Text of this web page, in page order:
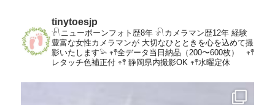
tinytoesjp
𓍯ニューボーンフォト歴8年𓍯カメラマン歴12年経験
豊富な女性カメラマンが大切なひとときを心を込めて撮
影いたします𓅫𖥧𖤣全データ当日納品（200〜600枚）
𖥧𖤣
レタッチ色補正付𖥧𖤣 静岡県内撮影OK 𖥧𖤣水曜定休